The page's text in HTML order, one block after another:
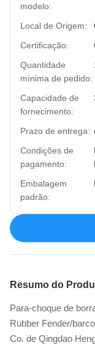
modelo:
Local de Origem:
Certificação:
Quantidade
mínima de pedido:
Capacidade de
fornecimento:
Prazo de entrega:
Condições de
pagamento:
Embalagem
padrão:
Resumo do
Para-choque de
Rubber Fender/
Co. de Qingdao